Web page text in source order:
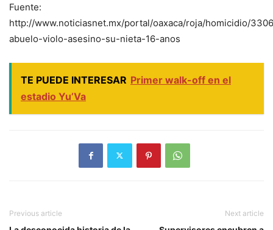
Fuente:
http://www.noticiasnet.mx/portal/oaxaca/roja/homicidio/
abuelo-violo-asesino-su-nieta-16-anos
TE PUEDE INTERESAR Primer walk-off en el
estadio Yu’Va
Previous article Next article